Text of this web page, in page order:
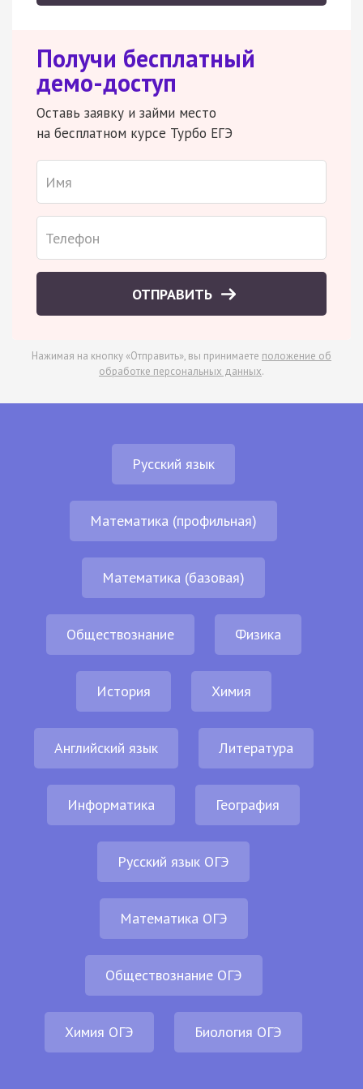
Получи бесплатный
демо-доступ
Оставь заявку и займи место
на бесплатном курсе Турбо ЕГЭ
ОТПРАВИТЬ
Нажимая на кнопку «Отправить», вы принимаете положение об
обработке персональных данных.
Русский язык
Математика (профильная)
Математика (базовая)
Обществознание Физика
История Химия
Английский язык Литература
Информатика География
Русский язык ОГЭ
Математика ОГЭ
Обществознание ОГЭ
Химия ОГЭ Биология ОГЭ